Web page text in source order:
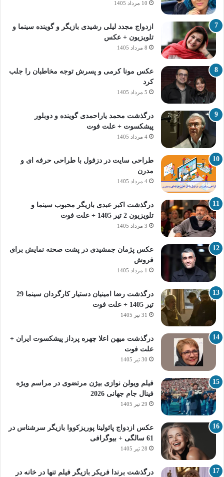
10 مرداد 1405
ازدواج مجدد لیلی رشیدی بازیگر و گوینده سینما و
تلویزیون + عکس
8 مرداد 1405
عکس مونا کرمی و پسرش توجه مخاطبان را جلب
کرد
5 مرداد 1405
درگذشت محمد یاراحمدی گوینده و دوبلور
پیشکسوت + علت فوت
4 مرداد 1405
طراحی سایت در دزفول با طراحی حرفه‌ ای و
مدرن
4 مرداد 1405
درگذشت اکبر عبدی بازیگر محبوب سینما و
تلویزیون 2 تیر 1405 + علت فوت
3 مرداد 1405
عکس پژمان جمشیدی در پشت صحنه نمایش برای
فروش
1 مرداد 1405
درگذشت رضا امینیان دستیار کارگردان سینما 29
تیر 1405 + علت فوت
31 تیر 1405
درگذشت میهن اعلا چهره پرداز پیشکسوت ایران +
علت فوت
30 تیر 1405
فیلم ویولن نوازی بیژن مرتضوی در مراسم ویژه
فینال جام جهانی 2026
29 تیر 1405
عکس ازدواج پائولینا پوریزکووا بازیگر سرشناس در
61 سالگی + بیوگرافی
28 تیر 1405
درگذشت برندا فریکر بازیگر فیلم تنها در خانه در